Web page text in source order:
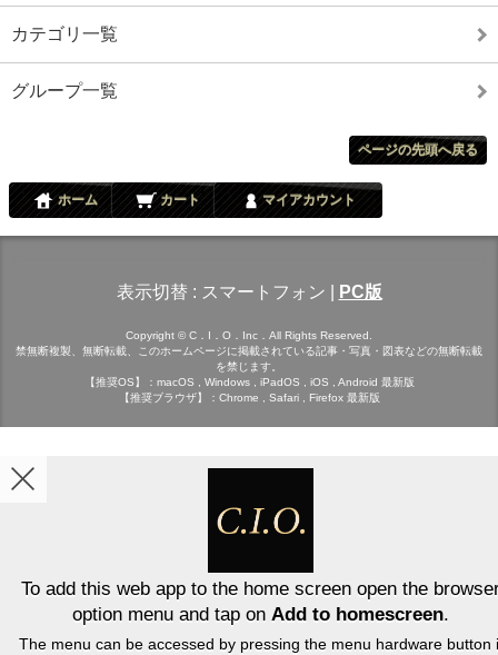
カテゴリ一覧
グループ一覧
ページの先頭へ戻る
ホーム カート マイアカウント
表示切替 : スマートフォン PC版
Copyright © C．I．O．Inc．All Rights Reserved.
禁無断複製、無断転載、このホームページに掲載されている記事・写真・図表などの無断転載
を禁じます。
【推奨OS】：macOS , Windows , iPadOS , iOS , Android 最新版
【推奨ブラウザ】：Chrome , Safari , Firefox 最新版
To add this web app to the home screen open the
option menu and tap on Add to homescreen.
The menu can be accessed by pressing the menu hardware button